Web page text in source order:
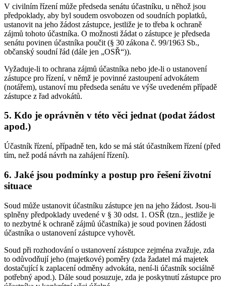
V civilním řízení může předseda senátu účastníku, u něhož jsou
předpoklady, aby byl soudem osvobozen od soudních poplatků,
ustanovit na jeho žádost zástupce, jestliže je to třeba k ochraně
zájmů tohoto účastníka. O možnosti žádat o zástupce je předseda
senátu povinen účastníka poučit (§ 30 zákona č. 99/1963 Sb.,
občanský soudní řád (dále jen „OSŘ“)).
Vyžaduje-li to ochrana zájmů účastníka nebo jde-li o ustanovení
zástupce pro řízení, v němž je povinné zastoupení advokátem
(notářem), ustanoví mu předseda senátu ve výše uvedeném případě
zástupce z řad advokátů.
5. Kdo je oprávněn v této věci jednat (podat žádost
apod.)
Účastník řízení, případně ten, kdo se má stát účastníkem řízení (před
tím, než podá návrh na zahájení řízení).
6. Jaké jsou podmínky a postup pro řešení životní
situace
Soud může ustanovit účastníku zástupce jen na jeho žádost. Jsou-li
splněny předpoklady uvedené v § 30 odst. 1. OSŘ (tzn., jestliže je
to nezbytné k ochraně zájmů účastníka) je soud povinen žádosti
účastníka o ustanovení zástupce vyhovět.
Soud při rozhodování o ustanovení zástupce zejména zvažuje, zda
to odůvodňují jeho (majetkové) poměry (zda žadatel má majetek
dostačující k zaplacení odměny advokáta, není-li účastník sociálně
potřebný apod.). Dále soud posuzuje, zda je poskytnutí zástupce pro